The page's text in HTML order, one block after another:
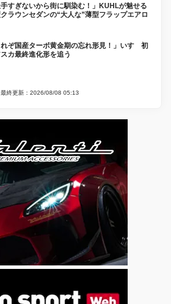
手すぎないから街に馴染む！」KUHLが魅せる
ラウンセダンの“大人な”薄型フラップエアロ
れぞ国産ターボ黄金期の忘れ形見！」いすゞ初
カ最終進化形を追う
最終更新：2026/08/08 05:13